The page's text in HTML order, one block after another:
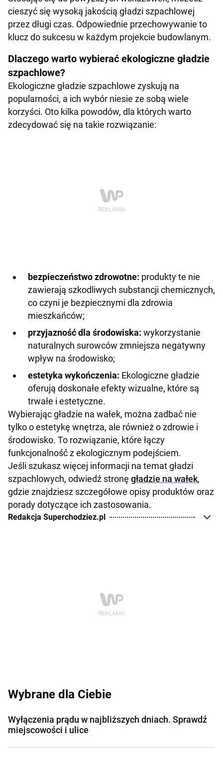
cieszyć się wysoką jakością gładzi szpachlowej
przez długi czas. Odpowiednie przechowywanie to
klucz do sukcesu w każdym projekcie budowlanym.
Dlaczego warto wybierać ekologiczne gładzie
szpachlowe?
Ekologiczne gładzie szpachlowe zyskują na
popularności, a ich wybór niesie ze sobą wiele
korzyści. Oto kilka powodów, dla których warto
zdecydować się na takie rozwiązanie:
bezpieczeństwo zdrowotne: produkty te nie
zawierają szkodliwych substancji chemicznych,
co czyni je bezpiecznymi dla zdrowia
mieszkańców;
przyjazność dla środowiska: wykorzystanie
naturalnych surowców zmniejsza negatywny
wpływ na środowisko;
estetyka wykończenia: Ekologiczne gładzie
oferują doskonałe efekty wizualne, które są
trwałe i estetyczne.
Wybierając gładzie na wałek, można zadbać nie
tylko o estetykę wnętrza, ale również o zdrowie i
środowisko. To rozwiązanie, które łączy
funkcjonalność z ekologicznym podejściem.
Jeśli szukasz więcej informacji na temat gładzi
szpachlowych, odwiedź stronę gładzie na wałek,
gdzie znajdziesz szczegółowe opisy produktów oraz
porady dotyczące ich zastosowania.
Redakcja Superchodziez.pl
Wybrane dla Ciebie
Wyłączenia prądu w najbliższych dniach. Sprawdź
miejscowości i ulice